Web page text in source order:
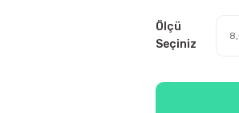
Ölçü
Seçiniz